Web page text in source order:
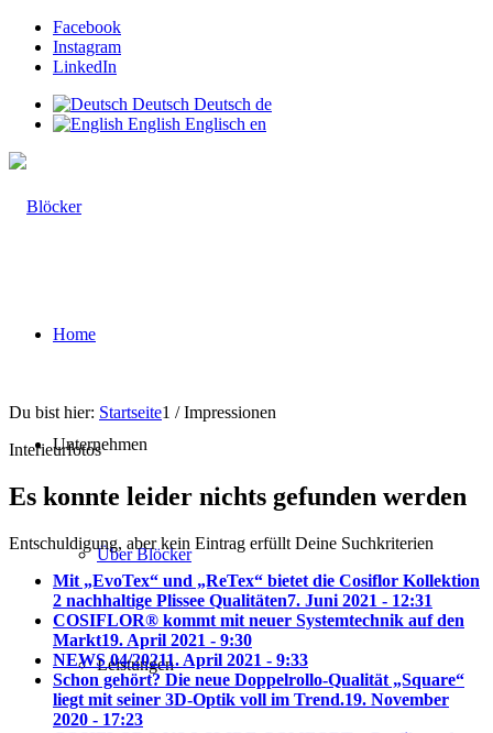
Facebook
Instagram
LinkedIn
Deutsch Deutsch de
English Englisch en
Home
Unternehmen
Über Blöcker
Leistungen
Du bist hier: Startseite1 / Impressionen
Interieurfotos
Es konnte leider nichts gefunden werden
Entschuldigung, aber kein Eintrag erfüllt Deine Suchkriterien
Mit „EvoTex“ und „ReTex“ bietet die Cosiflor Kollektion
2 nachhaltige Plissee Qualitäten7. Juni 2021 - 12:31
COSIFLOR® kommt mit neuer Systemtechnik auf den
Markt19. April 2021 - 9:30
NEWS 04/20211. April 2021 - 9:33
Schon gehört? Die neue Doppelrollo-Qualität „Square“
liegt mit seiner 3D-Optik voll im Trend.19. November
2020 - 17:23